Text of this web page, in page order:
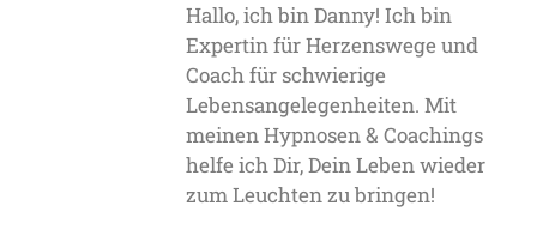
Hallo, ich bin Danny! Ich bin
Expertin für Herzenswege und
Coach für schwierige
Lebensangelegenheiten. Mit
meinen Hypnosen & Coachings
helfe ich Dir, Dein Leben wieder
zum Leuchten zu bringen!